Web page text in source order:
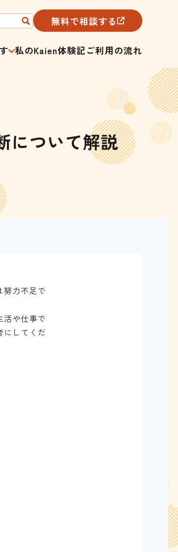
無料で相談する
私のKaien体験記ご利用の流れ
について解説
努力不足で
活や仕事で
にしてくだ